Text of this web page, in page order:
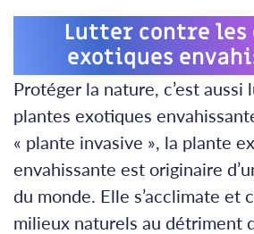
Lutter contre les
exotiques
Protéger la nature, c’est
plantes exotiques
« plante invasive », la plante
envahissante est originaire
du monde. Elle s’acclimate et
milieux naturels au détriment